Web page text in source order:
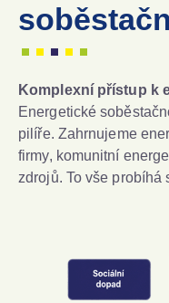
Komplexní přístup k
Energetické
pilíře. Zahrnujeme
firmy, komunitní
zdrojů. To vše probíhá